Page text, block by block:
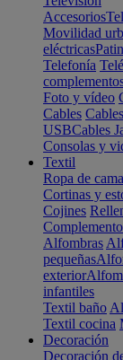
Accesorios
Movilidad
eléctricas
Telefonía
Foto y vídeo
Cables
USBCables
Consolas y
Textil
Ropa de cama
Cortinas y
Cojines
Alfombras
pequeñas
exterior
infantiles
Textil baño
Textil cocina
Decoración
Decoración